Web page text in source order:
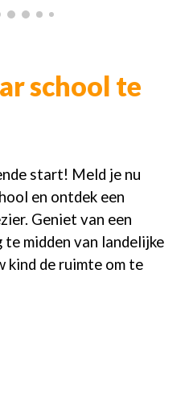
school te
start! Meld je nu
en ontdek een
Geniet van een
midden van landelijke
kind de ruimte om te